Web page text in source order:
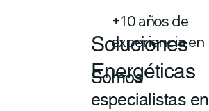
Soluciones
Energéticas
+10 años de
experiencia en
Somos
especialistas en